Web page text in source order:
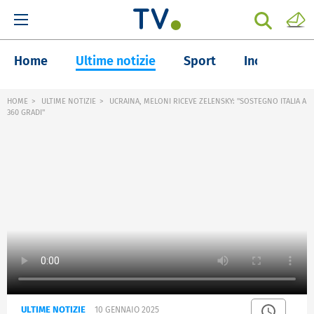
Home Ultime notizie Sport Inchieste
HOME ULTIME NOTIZIE
UCRAINA, MELONI RICEVE ZELENSKY: "SOSTEGNO ITALIA A
360 GRADI"
ULTIME NOTIZIE 10 GENNAIO 2025